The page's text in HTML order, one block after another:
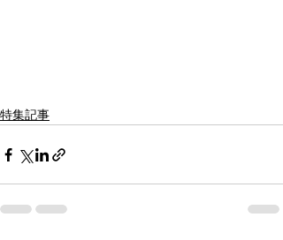
特集記事